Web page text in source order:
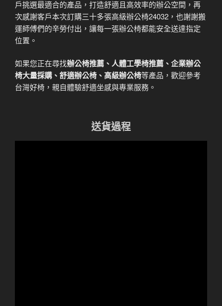
戶挑選最適合的產品，打造舒適且高效率的辦公空間，再
次感謝客戶本次訂購三十多張高級辦公椅24032，也謝謝搬
運師傅們的辛勞付出，讓每一張辦公椅都能安全送達指定
位置。
如果您正在尋找辦公椅推薦、人體工學椅推薦、企業辦公
椅大量採購、舒適辦公椅、高級辦公椅等產品，歡迎參考
台灣好椅，親自體驗舒適坐感與專業服務。
送貨過程